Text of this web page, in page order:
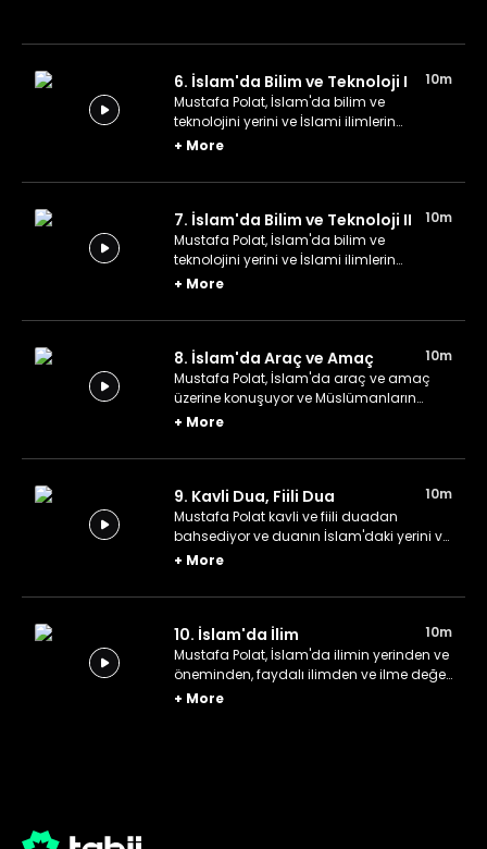
6. İslam'da Bilim ve Teknoloji I
10m
Mustafa Polat, İslam'da bilim ve
teknolojini yerini ve İslami ilimlerin
kapsamını anlatıyor.
+ More
7. İslam'da Bilim ve Teknoloji II
10m
Mustafa Polat, İslam'da bilim ve
teknolojini yerini ve İslami ilimlerin
kapsamını anlatmaya devam ediyor.
+ More
8. İslam'da Araç ve Amaç
10m
Mustafa Polat, İslam'da araç ve amaç
üzerine konuşuyor ve Müslümanların
güçlü olması gerektiğinden bahsediyor.
+ More
9. Kavli Dua, Fiili Dua
10m
Mustafa Polat kavli ve fiili duadan
bahsediyor ve duanın İslam'daki yerini ve
önemini anlatıyor.
+ More
10. İslam'da İlim
10m
Mustafa Polat, İslam'da ilimin yerinden ve
öneminden, faydalı ilimden ve ilme değer
vermekten bahsediyor.
+ More